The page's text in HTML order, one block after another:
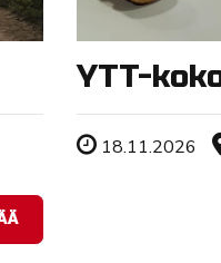
YTT-
Tapahtuman
18.11.2026